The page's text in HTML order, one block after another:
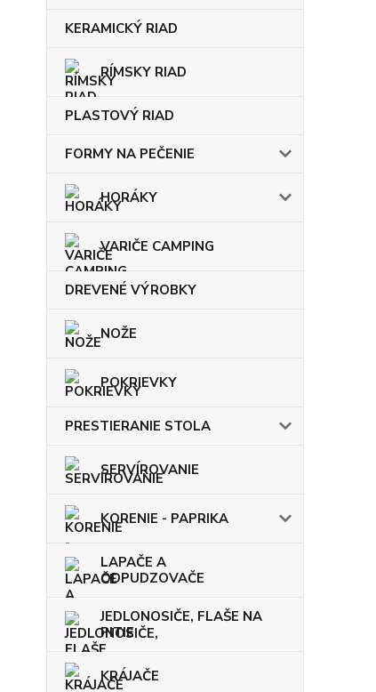
KERAMICKÝ RIAD
RÍMSKY RIAD
PLASTOVÝ RIAD
FORMY NA PEČENIE
HORÁKY
VARIČE CAMPING
DREVENÉ VÝROBKY
NOŽE
POKRIEVKY
PRESTIERANIE STOLA
SERVÍROVANIE
KORENIE - PAPRIKA
LAPAČE A
ODPUDZOVAČE
JEDLONOSIČE, FLAŠE NA
PITIE
KRÁJAČE